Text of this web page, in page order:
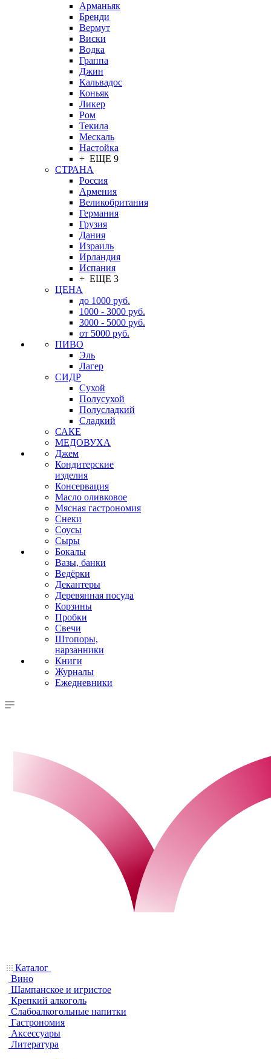
Арманьяк
Бренди
Вермут
Виски
Водка
Граппа
Джин
Кальвадос
Коньяк
Ликер
Ром
Текила
Мескаль
Настойка
+ ЕЩЕ 9
СТРАНА
Россия
Армения
Великобритания
Германия
Грузия
Дания
Израиль
Ирландия
Испания
+ ЕЩЕ 3
ЦЕНА
до 1000 руб.
1000 - 3000 руб.
3000 - 5000 руб.
от 5000 руб.
ПИВО
Эль
Лагер
СИДР
Сухой
Полусухой
Полусладкий
Сладкий
САКЕ
МЕДОВУХА
Джем
Кондитерские
изделия
Консервация
Масло оливковое
Мясная гастрономия
Снеки
Соусы
Сыры
Бокалы
Вазы, банки
Ведёрки
Декантеры
Деревянная посуда
Корзины
Пробки
Свечи
Штопоры,
нарзанники
Книги
Журналы
Ежедневники
Каталог
Вино
Шампанское и игристое
Крепкий алкоголь
Слабоалкогольные напитки
Гастрономия
Аксессуары
Литература